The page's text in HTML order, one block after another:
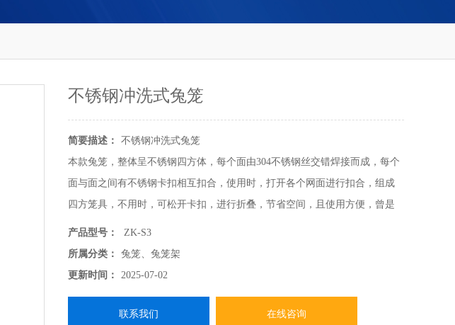
不锈钢冲洗式兔笼
简要描述：
不锈钢冲洗式兔笼
本款兔笼，整体呈不锈钢四方体，每个面由304不锈钢丝交错焊接而成，每个
面与面之间有不锈钢卡扣相互扣合，使用时，打开各个网面进行扣合，组成
四方笼具，不用时，可松开卡扣，进行折叠，节省空间，且使用方便，曾是
各大动物实验场所动物饲养的良选之一。
产品型号：
ZK-S3
所属分类：
兔笼、兔笼架
更新时间：
2025-07-02
联系我们 在线咨询